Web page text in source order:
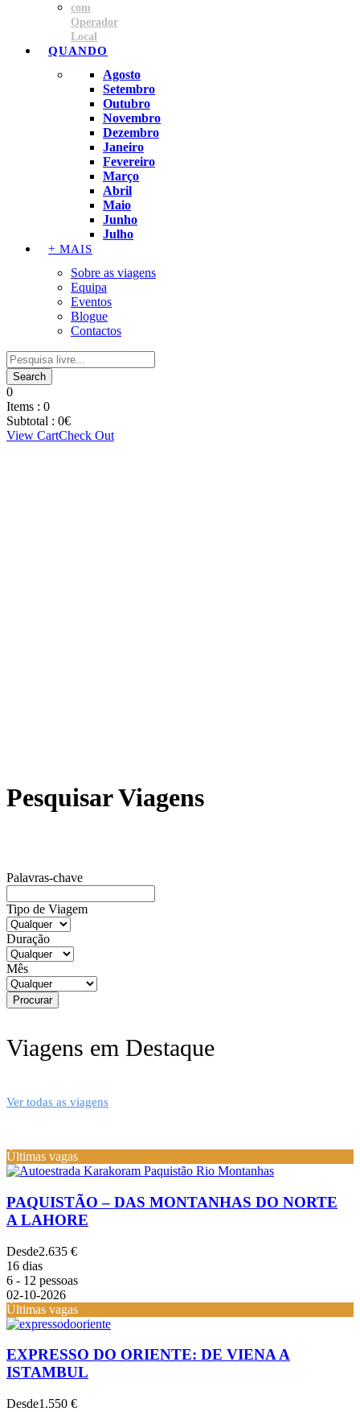
com
Operador
Local
QUANDO
Agosto
Setembro
Outubro
Novembro
Dezembro
Janeiro
Fevereiro
Março
Abril
Maio
Junho
Julho
+ MAIS
Sobre as viagens
Equipa
Eventos
Blogue
Contactos
0
Items : 0
Subtotal : 0€
View CartCheck Out
Pesquisar Viagens
Palavras-chave
Tipo de Viagem
Duração
Mês
Viagens em Destaque
Ver todas as viagens
Últimas vagas
PAQUISTÃO – DAS MONTANHAS DO NORTE
A LAHORE
Desde2.635 €
16 dias
6 - 12 pessoas
02-10-2026
Últimas vagas
EXPRESSO DO ORIENTE: DE VIENA A
ISTAMBUL
Desde1.550 €